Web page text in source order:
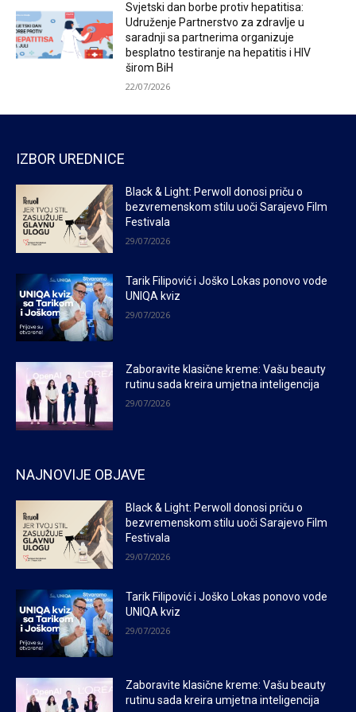
Svjetski dan borbe protiv hepatitisa:
Udruženje Partnerstvo za zdravlje u
saradnji sa partnerima organizuje
besplatno testiranje na hepatitis i HIV
širom BiH
22/07/2026
IZBOR UREDNICE
Black & Light: Perwoll donosi priču o
bezvremenskom stilu uoči Sarajevo Film
Festivala
29/07/2026
Tarik Filipović i Joško Lokas ponovo vode
UNIQA kviz
29/07/2026
Zaboravite klasične kreme: Vašu beauty
rutinu sada kreira umjetna inteligencija
29/07/2026
NAJNOVIJE OBJAVE
Black & Light: Perwoll donosi priču o
bezvremenskom stilu uoči Sarajevo Film
Festivala
29/07/2026
Tarik Filipović i Joško Lokas ponovo vode
UNIQA kviz
29/07/2026
Zaboravite klasične kreme: Vašu beauty
rutinu sada kreira umjetna inteligencija